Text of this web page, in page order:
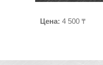
Цена: 4 500 ₸